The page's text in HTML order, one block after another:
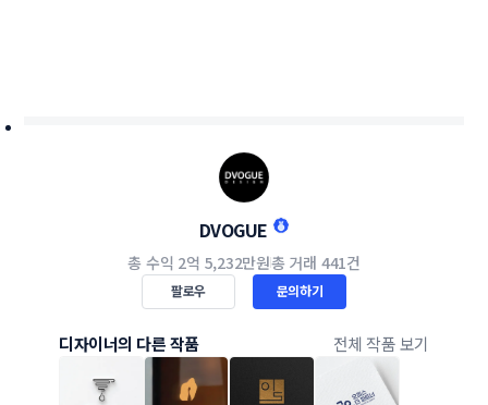
DVOGUE
총 수익 2억 5,232만원총 거래 441건
팔로우 문의하기
디자이너의 다른 작품 전체 작품 보기